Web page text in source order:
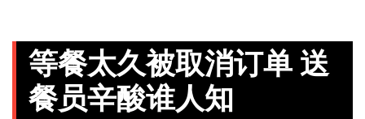
等餐太久被取消订单 送
餐员辛酸谁人知